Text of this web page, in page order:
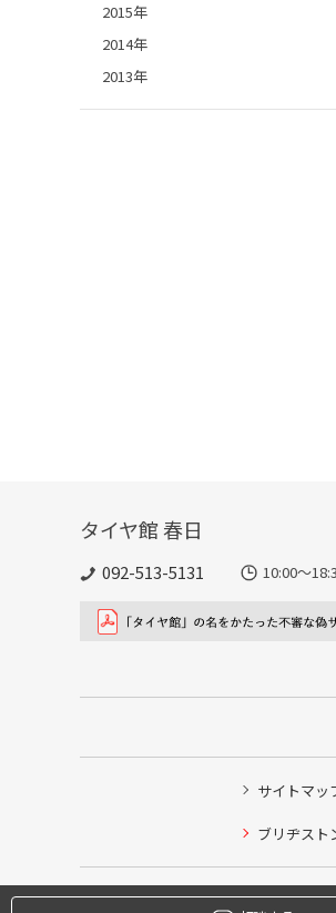
2015年
2014年
2013年
タイヤ館 春日
092-513-5131 10:00～
サイトマッ
ブリヂスト
タイヤ点検・安全点検/タイヤ
クローク契約会員専用タイヤ履
本日のタイヤ履き替え順番待ち